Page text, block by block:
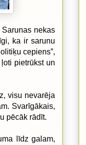
nekas
ka ir sarunu
cepiens”,
pietrūkst un
visu nevarēja
Svarīgākais,
pēcāk rādīt.
līdz galam,